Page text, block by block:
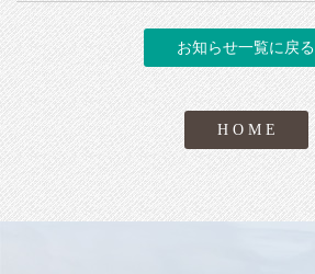
お知らせ一覧に戻る
H O M E